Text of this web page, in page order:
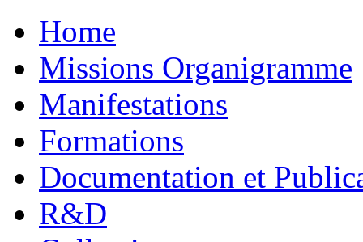
Home
Missions Organigramme
Manifestations
Formations
Documentation et
R&D